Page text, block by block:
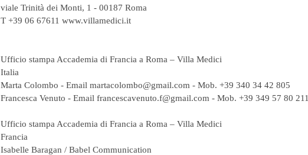
viale Trinità dei Monti, 1 - 00187 Roma
T +39 06 67611 www.villamedici.it
Ufficio stampa Accademia di Francia a Roma – Villa Medici
Italia
Marta Colombo - Email martacolombo@gmail.com - Mob. +39 340 34 42 805
Francesca Venuto - Email francescavenuto.f@gmail.com - Mob. +39 349 57 80 211
Ufficio stampa Accademia di Francia a Roma – Villa Medici
Francia
Isabelle Baragan / Babel Communication